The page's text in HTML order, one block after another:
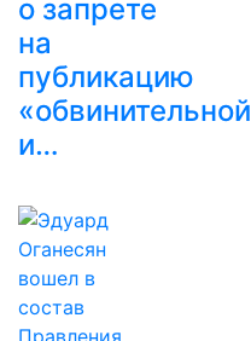
о запрете
на
публикацию
«обвинительной
и…